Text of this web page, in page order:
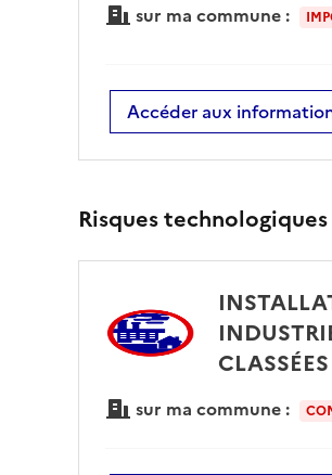
sur ma commune :
Accéder aux
Risques
sur ma commune :